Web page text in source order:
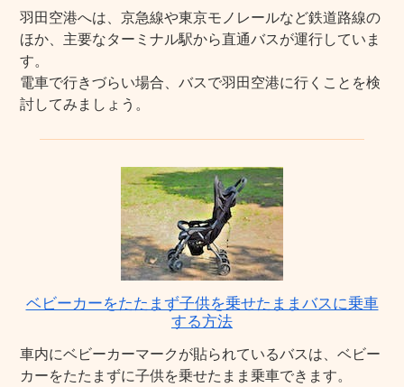
羽田空港へは、京急線や東京モノレールなど鉄道路線の
ほか、主要なターミナル駅から直通バスが運行していま
す。
電車で行きづらい場合、バスで羽田空港に行くことを検
討してみましょう。
ベビーカーをたたまず子供を乗せたままバスに乗車
する方法
車内にベビーカーマークが貼られているバスは、ベビー
カーをたたまずに子供を乗せたまま乗車できます。